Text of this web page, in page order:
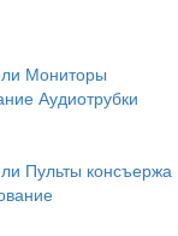
Мониторы
Аудиотрубки
Пульты консъержа